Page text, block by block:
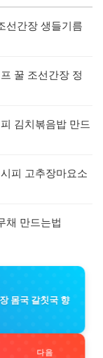
선간장 생들기름
꿀 조선간장 정
김치볶음밥 만드
피 고추장마요소
채 만드는법
몸국 갈칫국 향
다음